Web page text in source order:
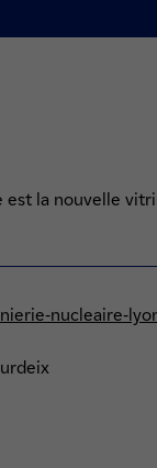
la nouvelle
nucleaire-